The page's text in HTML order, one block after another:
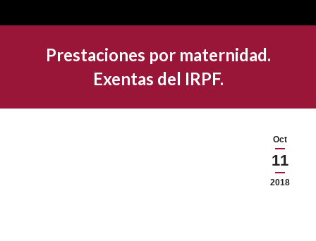
Prestaciones por maternidad.
Exentas del IRPF.
Oct
11
2018